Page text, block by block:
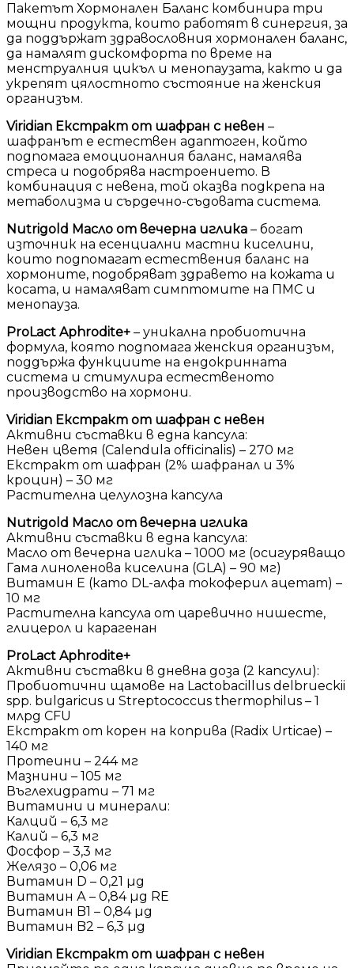
Пакетът Хормонален Баланс комбинира три
мощни продукта, които работят в синергия, за
да поддържат здравословния хормонален баланс,
да намалят дискомфорта по време на
менструалния цикъл и менопаузата, както и да
укрепят цялостното състояние на женския
организъм.
Viridian Екстракт от шафран с невен –
шафранът е естествен адаптоген, който
подпомага емоционалния баланс, намалява
стреса и подобрява настроението. В
комбинация с невена, той оказва подкрепа на
метаболизма и сърдечно-съдовата система.
Nutrigold Масло от вечерна иглика – богат
източник на есенциални мастни киселини,
които подпомагат естествения баланс на
хормоните, подобряват здравето на кожата и
косата, и намаляват симптомите на ПМС и
менопауза.
ProLact Aphrodite+ – уникална пробиотична
формула, която подпомага женския организъм,
поддържа функциите на ендокринната
система и стимулира естественото
производство на хормони.
Viridian Екстракт от шафран с невен
Активни съставки в една капсула:
Невен цветя (Calendula officinalis) – 270 мг
Екстракт от шафран (2% шафранал и 3%
кроцин) – 30 мг
Растителна целулозна капсула
Nutrigold Масло от вечерна иглика
Активни съставки в една капсула:
Масло от вечерна иглика – 1000 мг (осигуряващо
Гама линоленова киселина (GLA) – 90 мг)
Витамин Е (като DL-алфа токоферил ацетат) –
10 мг
Растителна капсула от царевично нишесте,
глицерол и карагенан
ProLact Aphrodite+
Активни съставки в дневна доза (2 капсули):
Пробиотични щамове на Lactobacillus delbrueckii
spp. bulgaricus и Streptococcus thermophilus – 1
млрд CFU
Екстракт от корен на коприва (Radix Urticae) –
140 мг
Протеини – 244 мг
Мазнини – 105 мг
Въглехидрати – 71 мг
Витамини и минерали:
Калций – 6,3 мг
Калий – 6,3 мг
Фосфор – 3,3 мг
Желязо – 0,06 мг
Витамин D – 0,21 µg
Витамин А – 0,84 µg RE
Витамин B1 – 0,84 µg
Витамин B2 – 6,3 µg
Viridian Екстракт от шафран с невен